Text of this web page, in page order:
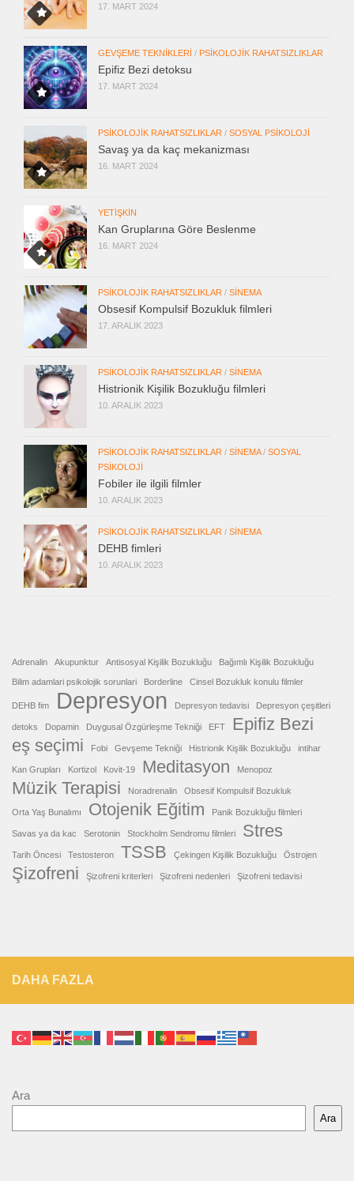
17. MART 2024
GEVŞEME TEKNIKLERI / PSIKOLOJIK RAHATSIZLIKLAR
Epifiz Bezi detoksu
17. MART 2024
PSIKOLOJIK RAHATSIZLIKLAR / SOSYAL PSIKOLOJI
Savaş ya da kaç mekanizması
16. MART 2024
YETIŞKIN
Kan Gruplarına Göre Beslenme
16. MART 2024
PSIKOLOJIK RAHATSIZLIKLAR / SINEMA
Obsesif Kompulsif Bozukluk filmleri
17. ARALIK 2023
PSIKOLOJIK RAHATSIZLIKLAR / SINEMA
Histrionik Kişilik Bozukluğu filmleri
10. ARALIK 2023
PSIKOLOJIK RAHATSIZLIKLAR / SINEMA/ SOSYAL
PSIKOLOJI
Fobiler ile ilgili filmler
10. ARALIK 2023
PSIKOLOJIK RAHATSIZLIKLAR / SINEMA
DEHB fimleri
10. ARALIK 2023
Adrenalin Akupunktur Antisosyal Kişilik Bozukluğu Bağımlı Kişilik Bozukluğu
Bilim adamlari psikolojik sorunlari Borderline Cinsel Bozukluk konulu filmler
DEHB fim Depresyon Depresyon tedavisi Depresyon çeşitleri
detoks Dopamin Duygusal Özgürleşme Tekniği EFT
Epifiz Bezi
eş seçimi
Fobi Gevşeme Tekniği Histrionik Kişilik Bozukluğu intihar
Kan Grupları Kortizol Kovit-19 Meditasyon Menopoz
Müzik Terapisi Noradrenalin Obsesif Kompulsif Bozukluk
Orta Yaş Bunalımı Otojenik Eğitim Panik Bozukluğu filmleri
Savas ya da kac Serotonin Stockholm Sendromu filmleri Stres
Tarih Öncesi Testosteron TSSB Çekingen Kişilik Bozukluğu Östrojen
Şizofreni Şizofreni kriterleri Şizofreni nedenleri Şizofreni tedavisi
DAHA FAZLA
Ara
Ara